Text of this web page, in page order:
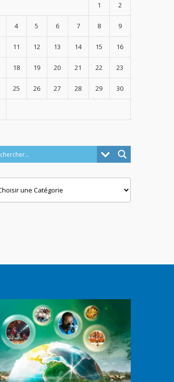
1 2
4 5 6 7 8 9
11 12 13 14 15 16
18 19 20 21 22 23
25 26 27 28 29 30